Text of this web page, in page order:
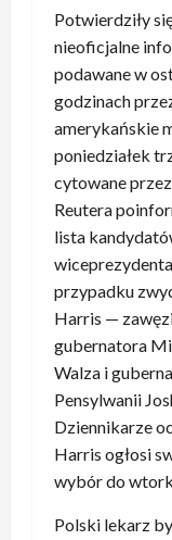
Potwierdziły
nieoficjalne
podawane w
godzinach
amerykańskie
poniedziałek
cytowane
Reutera
lista
przypadku
Harris —
gubernatora
Walza i
Pensylwanii
Dziennikarze
Harris ogłosi
wybór do
Polski lekarz